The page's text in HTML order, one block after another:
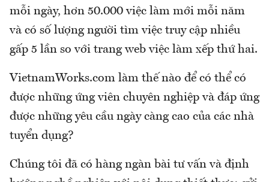
mỗi ngày, hơn 50.000 việc làm mới mỗi năm
và có số lượng người tìm việc truy cập nhiều
gấp 5 lần so với trang web việc làm xếp thứ hai.
VietnamWorks.com làm thế nào để có thể có
được những ứng viên chuyên nghiệp và đáp ứng
được những yêu cầu ngày càng cao của các nhà
tuyển dụng?
Chúng tôi đã có hàng ngàn bài tư vấn và định